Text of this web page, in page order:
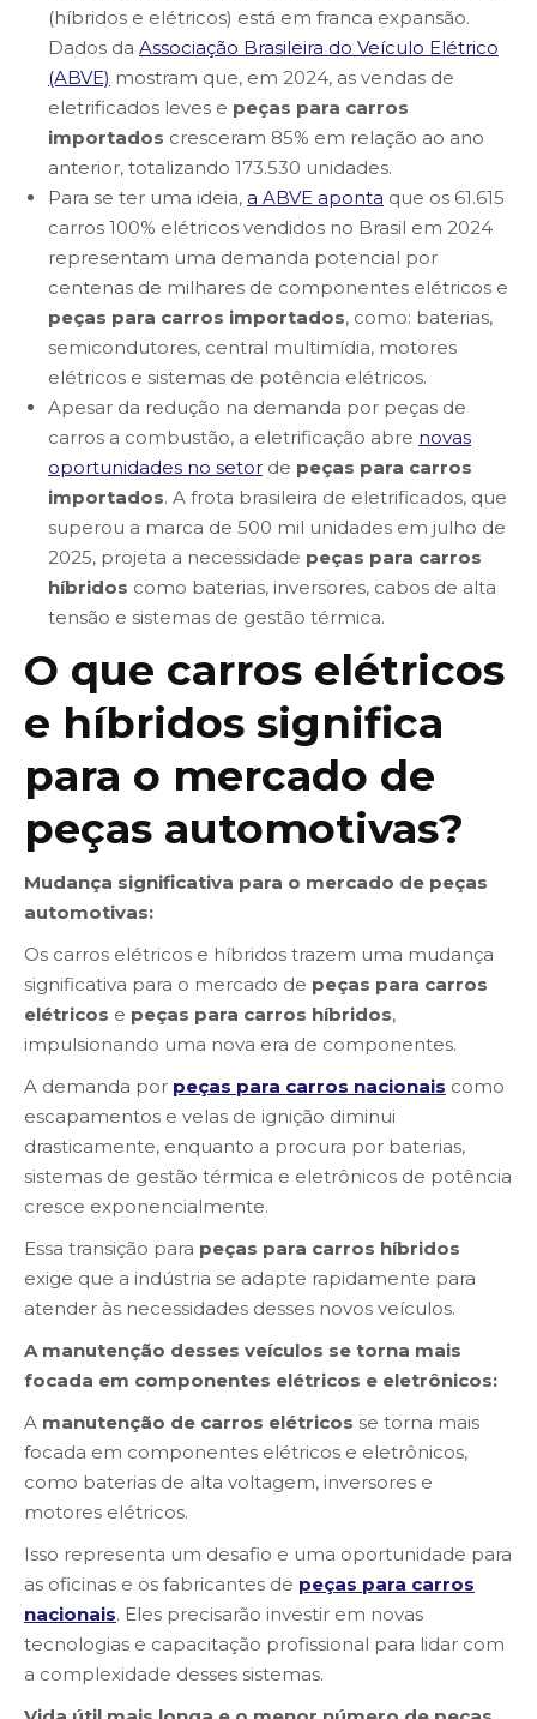
(híbridos e elétricos) está em franca expansão.
Dados da Associação Brasileira do Veículo Elétrico
(ABVE) mostram que, em 2024, as vendas de
eletrificados leves e peças para carros
importados cresceram 85% em relação ao ano
anterior, totalizando 173.530 unidades.
Para se ter uma ideia, a ABVE aponta que os 61.615
carros 100% elétricos vendidos no Brasil em 2024
representam uma demanda potencial por
centenas de milhares de componentes elétricos e
peças para carros importados, como: baterias,
semicondutores, central multimídia, motores
elétricos e sistemas de potência elétricos.
Apesar da redução na demanda por peças de
carros a combustão, a eletrificação abre novas
oportunidades no setor de peças para carros
importados. A frota brasileira de eletrificados, que
superou a marca de 500 mil unidades em julho de
2025, projeta a necessidade peças para carros
híbridos como baterias, inversores, cabos de alta
tensão e sistemas de gestão térmica.
O que carros elétricos
e híbridos significa
para o mercado de
peças automotivas?
Mudança significativa para o mercado de peças
automotivas:
Os carros elétricos e híbridos trazem uma mudança
significativa para o mercado de peças para carros
elétricos e peças para carros híbridos,
impulsionando uma nova era de componentes.
A demanda por peças para carros nacionais como
escapamentos e velas de ignição diminui
drasticamente, enquanto a procura por baterias,
sistemas de gestão térmica e eletrônicos de potência
cresce exponencialmente.
Essa transição para peças para carros híbridos
exige que a indústria se adapte rapidamente para
atender às necessidades desses novos veículos.
A manutenção desses veículos se torna mais
focada em componentes elétricos e eletrônicos:
A manutenção de carros elétricos se torna mais
focada em componentes elétricos e eletrônicos,
como baterias de alta voltagem, inversores e
motores elétricos.
Isso representa um desafio e uma oportunidade para
as oficinas e os fabricantes de peças para carros
nacionais. Eles precisarão investir em novas
tecnologias e capacitação profissional para lidar com
a complexidade desses sistemas.